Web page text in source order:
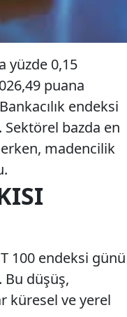
yüzde 0,15
puana
endeksi
Sektörel bazda en
madencilik
100 endeksi günü
Bu düşüş,
küresel ve yerel